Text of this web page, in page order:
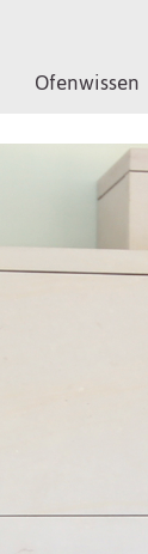
Ofenwissen